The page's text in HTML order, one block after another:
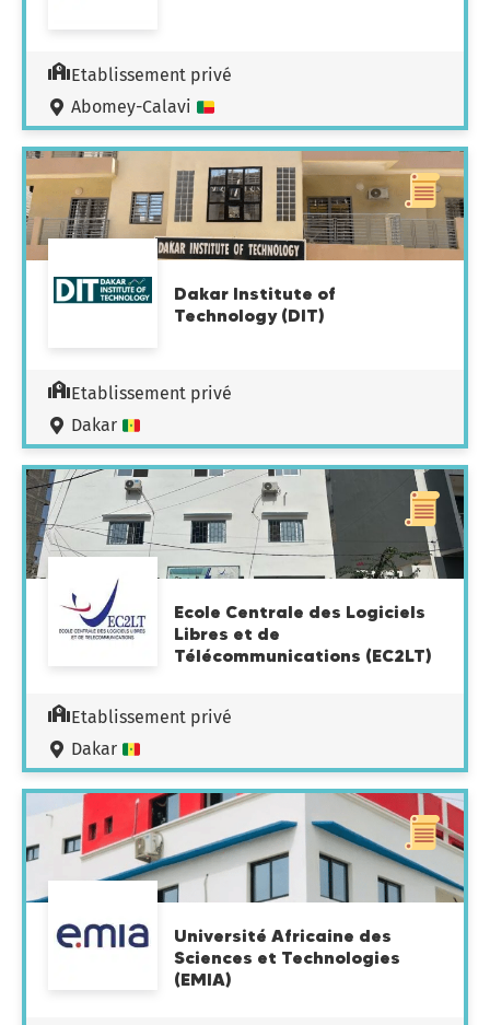
Etablissement privé
Abomey-Calavi
Dakar Institute of
Technology (DIT)
Etablissement privé
Dakar
Ecole Centrale des Logiciels
Libres et de
Télécommunications (EC2LT)
Etablissement privé
Dakar
Université Africaine des
Sciences et Technologies
(EMIA)